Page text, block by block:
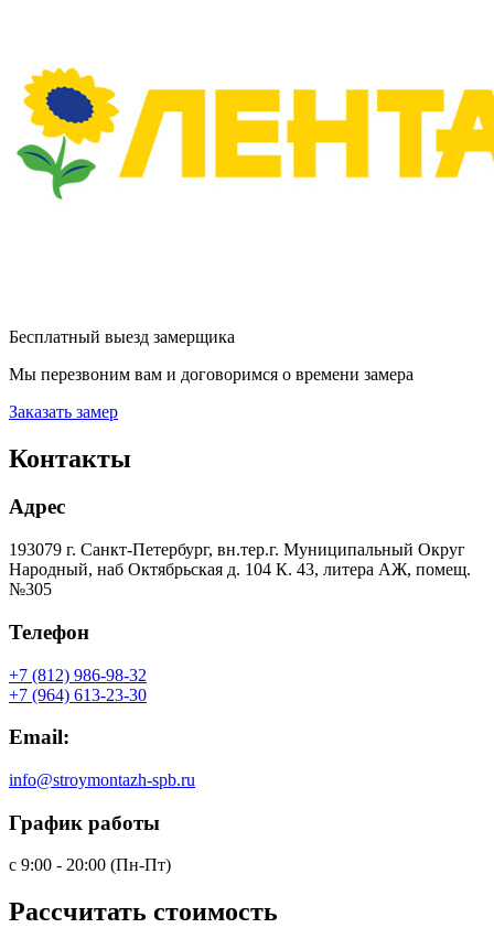
Бесплатный выезд замерщика
Мы перезвоним вам и договоримся о времени замера
Заказать замер
Контакты
Адрес
193079 г. Санкт-Петербург, вн.тер.г. Муниципальный Округ
Народный, наб Октябрьская д. 104 К. 43, литера АЖ, помещ.
№305
Телефон
+7 (812) 986-98-32
+7 (964) 613-23-30
Email:
info@stroymontazh-spb.ru
График работы
с 9:00 - 20:00 (Пн-Пт)
Рассчитать стоимость